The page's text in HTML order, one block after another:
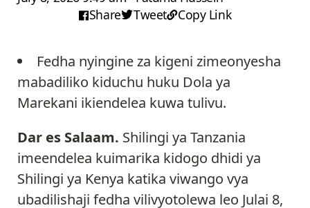
Share
Tweet Copy Link
Fedha nyingine za kigeni zimeonyesha
mabadiliko kiduchu huku Dola ya
Marekani ikiendelea kuwa tulivu.
Dar es Salaam. Shilingi ya Tanzania
imeendelea kuimarika kidogo dhidi ya
Shilingi ya Kenya katika viwango vya
ubadilishaji fedha vilivyotolewa leo Julai 8,